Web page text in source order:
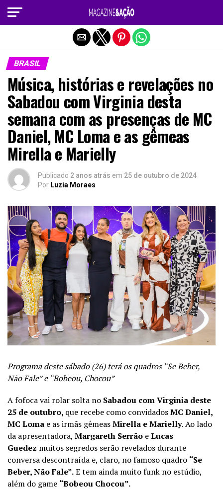
BRASIL
Música, histórias e revelações no
Sabadou com Virginia desta
semana com as presenças de MC
Daniel, MC Loma e as gêmeas
Mirella e Marielly
Publicado 2 anos atrás em 25 de outubro de 2024
Por Luzia Moraes
Programa deste sábado (26) terá os quadros “Se Beber,
Não Fale” e “Bobeou, Chocou”
A fofoca vai rolar solta no Sabadou com Virginia deste
25 de outubro, que recebe como convidadosMC Daniel,
MC Loma e as irmãs gêmeasMirella e Marielly. Ao lado
da apresentadora, Margareth Serrão eLucas
Guedez muitos segredos serão revelados durante
conversa descontraída e, claro, no famoso quadro “Se
Beber, Não Fale”.E tem ainda muito funk no estúdio,
além do game “Bobeou Chocou”.
Sair da versão mobile